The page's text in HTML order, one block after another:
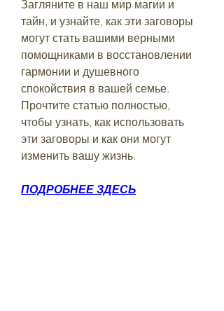
Загляните в наш мир магии и
тайн, и узнайте, как эти заговоры
могут стать вашими верными
помощниками в восстановлении
гармонии и душевного
спокойствия в вашей семье.
Прочтите статью полностью,
чтобы узнать, как использовать
эти заговоры и как они могут
изменить вашу жизнь.
ПОДРОБНЕЕ ЗДЕСЬ